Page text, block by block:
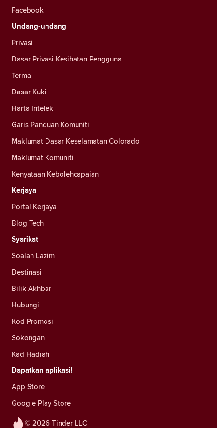
© 2026 Tinder LLC
Facebook
Undang-undang
Privasi
Dasar Privasi Kesihatan Pengguna
Terma
Dasar Kuki
Harta Intelek
Garis Panduan Komuniti
Maklumat Dasar Keselamatan Colorado
Maklumat Komuniti
Kenyataan Kebolehcapaian
Kerjaya
Portal Kerjaya
Blog Tech
Syarikat
Soalan Lazim
Destinasi
Bilik Akhbar
Hubungi
Kod Promosi
Sokongan
Kad Hadiah
Dapatkan aplikasi!
App Store
Google Play Store